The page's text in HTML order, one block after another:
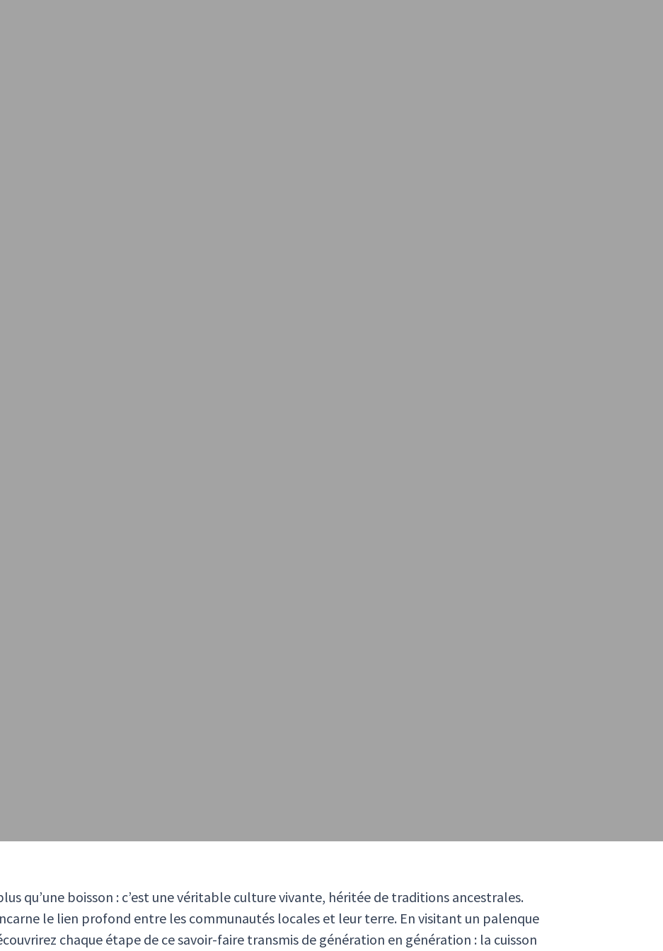
qu’une boisson : c’est une véritable culture vivante, héritée de traditions ancestrales.
le lien profond entre les communautés locales et leur terre. En visitant un palenque
chaque étape de ce savoir-faire transmis de génération en génération : la cuisson